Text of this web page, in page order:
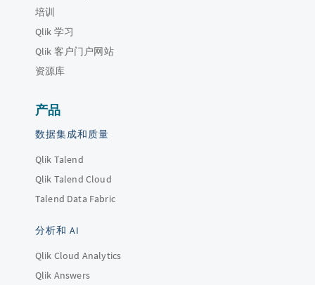
培训
Qlik 学习
Qlik 客户门户网站
资源库
产品
数据集成和质量
Qlik Talend
Qlik Talend Cloud
Talend Data Fabric
分析和 AI
Qlik Cloud Analytics
Qlik Answers